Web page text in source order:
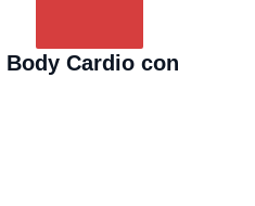
Cardio con